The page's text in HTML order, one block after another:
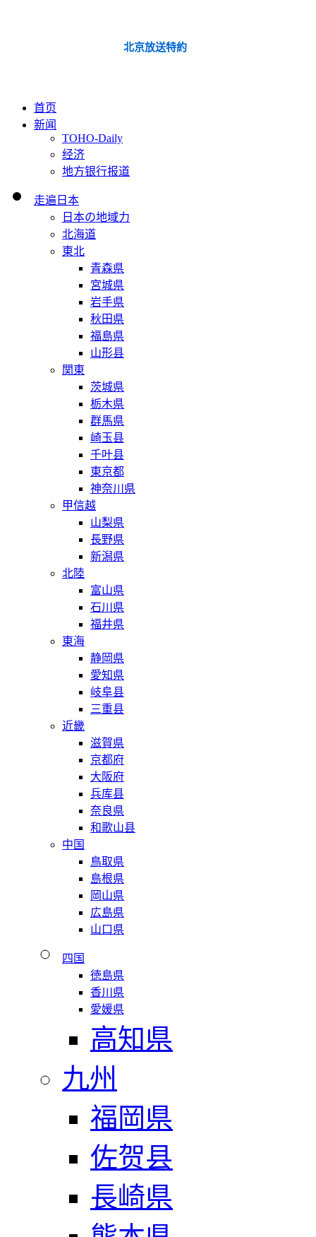
北京放送特約
首页
新闻
TOHO-Daily
经济
地方银行报道
走遍日本
日本の地域力
北海道
東北
青森県
宮城県
岩手県
秋田県
福島県
山形县
関東
茨城県
栃木県
群馬県
崎玉县
千叶县
東京都
神奈川県
甲信越
山梨県
長野県
新潟県
北陸
富山県
石川県
福井県
東海
静岡県
愛知県
岐阜县
三重县
近畿
滋賀県
京都府
大阪府
兵库县
奈良県
和歌山县
中国
鳥取県
島根県
岡山県
広島県
山口県
四国
徳島県
香川県
愛媛県
高知県
九州
福岡県
佐贺县
長崎県